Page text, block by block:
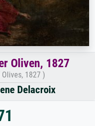
Oliven, 1827
1827 )
Delacroix